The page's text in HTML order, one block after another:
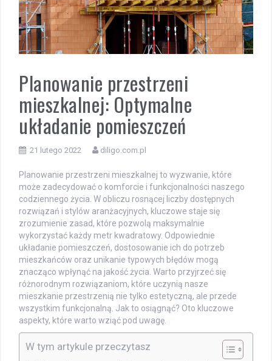
Planowanie przestrzeni
mieszkalnej: Optymalne
układanie pomieszczeń
21 lutego 2022 diligo.com.pl
Planowanie przestrzeni mieszkalnej to wyzwanie, które
może zadecydować o komforcie i funkcjonalności naszego
codziennego życia. W obliczu rosnącej liczby dostępnych
rozwiązań i stylów aranżacyjnych, kluczowe staje się
zrozumienie zasad, które pozwolą maksymalnie
wykorzystać każdy metr kwadratowy. Odpowiednie
układanie pomieszczeń, dostosowanie ich do potrzeb
mieszkańców oraz unikanie typowych błędów mogą
znacząco wpłynąć na jakość życia. Warto przyjrzeć się
różnorodnym rozwiązaniom, które uczynią nasze
mieszkanie przestrzenią nie tylko estetyczną, ale przede
wszystkim funkcjonalną. Jak to osiągnąć? Oto kluczowe
aspekty, które warto wziąć pod uwagę.
W tym artykule przeczytasz